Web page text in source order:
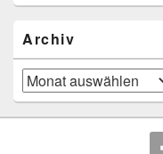
Archiv
Archiv